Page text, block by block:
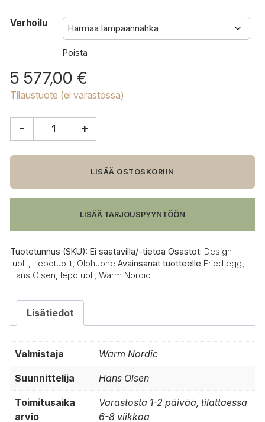
Verhoilu
Poista
5 577,00 €
Tilaustuote (ei varastossa)
Fried
lepotuoli
määrä
- +
LISÄÄ OSTOSKORIIN
LISÄÄ TARJOUSPYYNTÖÖN
Tuotetunnus (SKU): Ei saatavilla/-tietoa Osastot: Design-
tuolit Lepotuolit Olohuone Avainsanat tuotteelle Fried egg
Hans Olsen lepotuoli Warm Nordic
Lisätiedot
Valmistaja Warm Nordic
Suunnittelija Hans Olsen
Toimitusaika
arvio
Varastosta 1-2 päivää, tilattaessa
6-8 viikkoa